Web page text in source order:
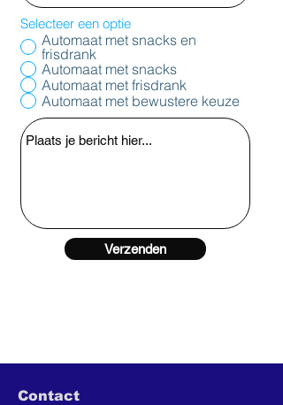
Selecteer een optie
Automaat met snacks en
frisdrank
Automaat met snacks
Automaat met frisdrank
Automaat met bewustere keuze
Verzenden
Contact